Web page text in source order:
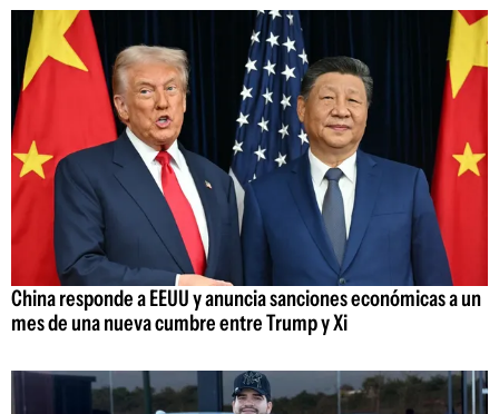
China responde a EEUU y anuncia sanciones económicas a un
mes de una nueva cumbre entre Trump y Xi